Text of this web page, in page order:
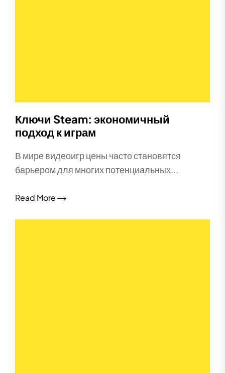
Ключи Steam: экономичный
подход к играм
В мире видеоигр цены часто становятся
барьером для многих потенциальных...
Read More